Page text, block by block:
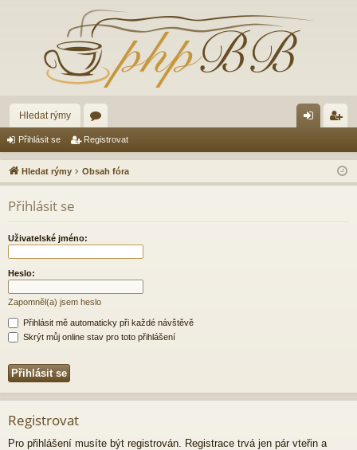
Hledat rýmy
ór
a lá
sit
ist
ro
Přihlásit se Registrovat
Hledat rýmy Obsah fóra
Přihlásit se
Uživatelské jméno:
Heslo:
Zapomněl(a) jsem heslo
Přihlásit mě automaticky při každé návštěvě
Skrýt můj online stav pro toto přihlášení
Registrovat
Pro přihlášení musíte být registrován. Registrace trvá jen pár vteřin a